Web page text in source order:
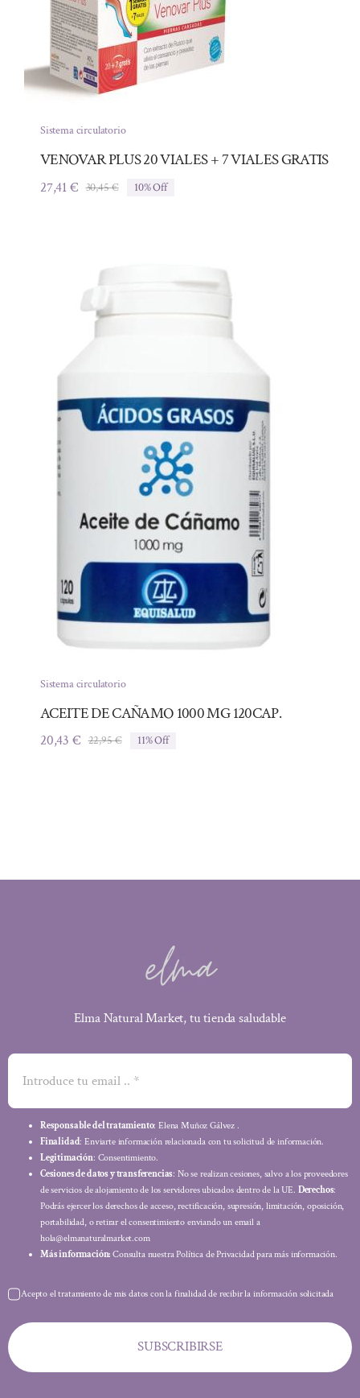
Sistema circulatorio
VENOVAR PLUS 20 VIALES + 7 VIALES GRATIS
30,45€El
27,41€
El
10% Off
Sistema circulatorio
ACEITE DE CAÑAMO 1000 MG 120CAP.
22,95€El
20,43 €
El
11% Off
Elma Natural Market, tu tienda saludable
Responsable del tratamiento: Elena Muñoz Gálvez .
Finalidad: Enviarte información relacionada con tu solicitud de información.
Legitimación: Consentimiento.
Cesiones de datos y transferencias: No se realizan cesiones, salvo a los proveedores
de servicios de alojamiento de los servidores ubicados dentro de la UE. Derechos:
Podrás ejercer los derechos de acceso, rectificación, supresión, limitación, oposición,
portabilidad, o retirar el consentimiento enviando un email a
hola@elmanaturalmarket.com
Más información: Consulta nuestra Política de Privacidad para más información.
Acepto el tratamiento de mis datos con la finalidad de recibir la información solicitada
SUBSCRIBIRSE